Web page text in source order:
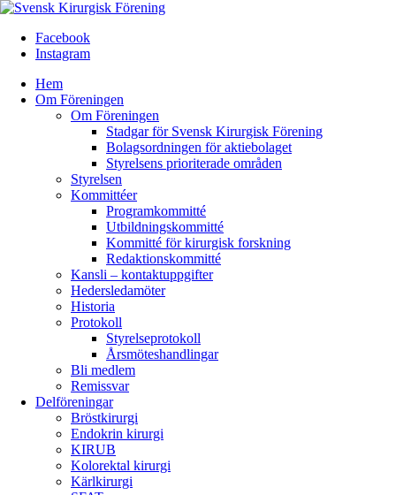
Facebook
Instagram
Hem
Om Föreningen
Om Föreningen
Stadgar för Svensk Kirurgisk Förening
Bolagsordningen för aktiebolaget
Styrelsens prioriterade områden
Styrelsen
Kommittéer
Programkommitté
Utbildningskommitté
Kommitté för kirurgisk forskning
Redaktionskommitté
Kansli – kontaktuppgifter
Hedersledamöter
Historia
Protokoll
Styrelseprotokoll
Årsmöteshandlingar
Bli medlem
Remissvar
Delföreningar
Bröstkirurgi
Endokrin kirurgi
KIRUB
Kolorektal kirurgi
Kärlkirurgi